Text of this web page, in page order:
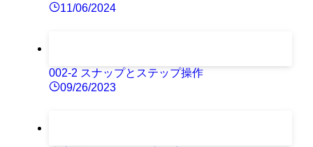
11/06/2024
002-2 スナップとステップ操作
09/26/2023